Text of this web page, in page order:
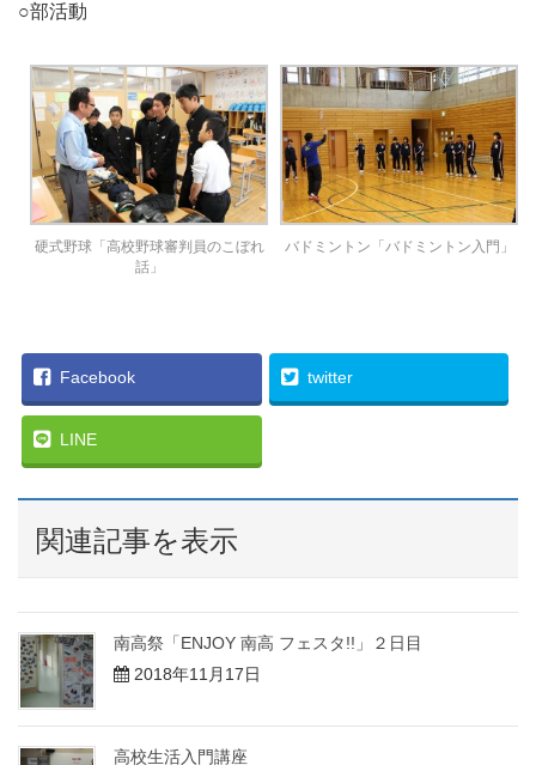
○部活動
硬式野球「高校野球審判員のこぼれ
話」
バドミントン「バドミントン入門」
Facebook twitter
LINE
関連記事を表示
南高祭「ENJOY 南高 フェスタ!!」２日目
2018年11月17日
高校生活入門講座